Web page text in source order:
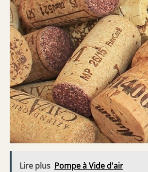
Lire plus Pompe à Vide d'air